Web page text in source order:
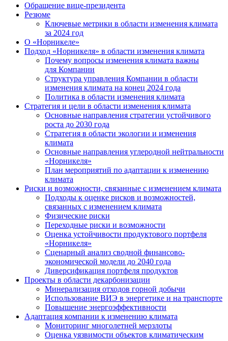
Обращение вице-президента
Резюме
Ключевые метрики в области изменения климата
за 2024 год
О «Норникеле»
Подход «Норникеля» в области изменения климата
Почему вопросы изменения климата важны
для Компании
Структура управления Компании в области
изменения климата на конец 2024 года
Политика в области изменения климата
Стратегия и цели в области изменения климата
Основные направления стратегии устойчивого
роста до 2030 года
Стратегия в области экологии и изменения
климата
Основные направления углеродной нейтральности
«Норникеля»
План мероприятий по адаптации к изменению
климата
Риски и возможности, связанные с изменением климата
Подходы к оценке рисков и возможностей,
связанных с изменением климата
Физические риски
Переходные риски и возможности
Оценка устойчивости продуктового портфеля
«Норникеля»
Сценарный анализ сводной финансово-
экономической модели до 2040 года
Диверсификация портфеля продуктов
Проекты в области декарбонизации
Минерализация отходов горной добычи
Использование ВИЭ в энергетике и на транспорте
Повышение энергоэффективности
Адаптация компании к изменению климата
Мониторинг многолетней мерзлоты
Оценка уязвимости объектов климатическим